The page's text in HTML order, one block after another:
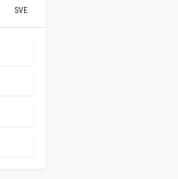
SVE